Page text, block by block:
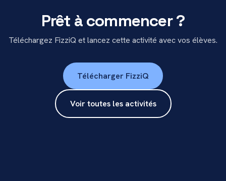
Prêt à commencer ?
Téléchargez FizziQ et lancez cette activité avec vos élèves.
Télécharger FizziQ
Voir toutes les activités